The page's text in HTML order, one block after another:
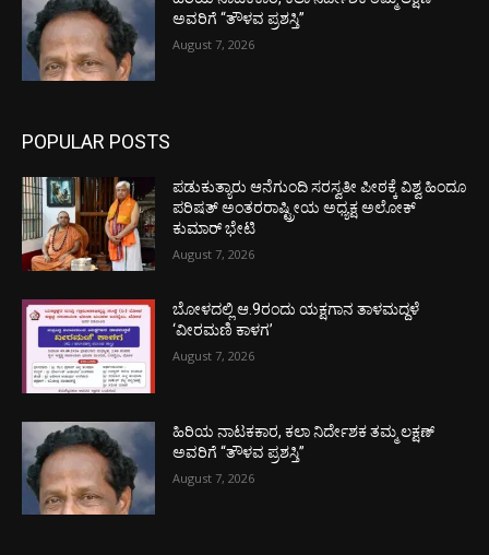
ಅವರಿಗೆ “ತೌಳವ ಪ್ರಶಸ್ತಿ”
August 7, 2026
POPULAR POSTS
ಪಡುಕುತ್ಯಾರು ಆನೆಗುಂದಿ ಸರಸ್ವತೀ ಪೀಠಕ್ಕೆ ವಿಶ್ವ ಹಿಂದೂ
ಪರಿಷತ್ ಅಂತರರಾಷ್ಟ್ರೀಯ ಅಧ್ಯಕ್ಷ ಅಲೋಕ್
ಕುಮಾರ್ ಭೇಟಿ
August 7, 2026
ಬೋಳದಲ್ಲಿ ಆ.9ರಂದು ಯಕ್ಷಗಾನ ತಾಳಮದ್ದಳೆ
‘ವೀರಮಣಿ ಕಾಳಗ’
August 7, 2026
ಹಿರಿಯ ನಾಟಕಕಾರ, ಕಲಾ ನಿರ್ದೇಶಕ ತಮ್ಮ ಲಕ್ಷಣ್
ಅವರಿಗೆ “ತೌಳವ ಪ್ರಶಸ್ತಿ”
August 7, 2026